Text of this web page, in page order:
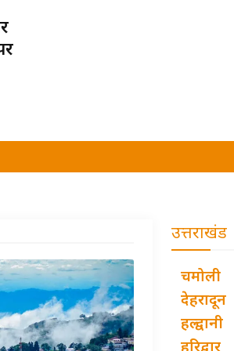
उत्तराखंड
चमोली
देहरादून
हल्द्वानी